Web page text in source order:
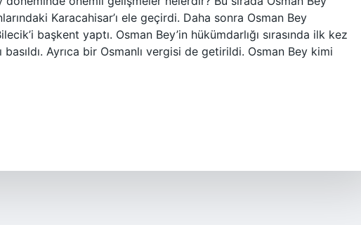
Karacahisar’ı ele geçirdi. Daha sonra Osman Bey
başkent yaptı. Osman Bey’in hükümdarlığı sırasında ilk kez
basıldı. Ayrıca bir Osmanlı vergisi de getirildi. Osman Bey kimi